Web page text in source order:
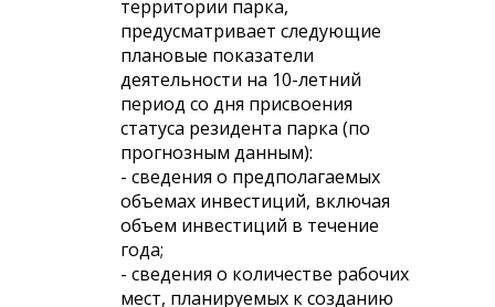
территории парка,
предусматривает следующие
плановые показатели
деятельности на 10-летний
период со дня присвоения
статуса резидента парка (по
прогнозным данным):
- сведения о предполагаемых
объемах инвестиций, включая
объем инвестиций в течение
года;
- сведения о количестве рабочих
мест, планируемых к созданию